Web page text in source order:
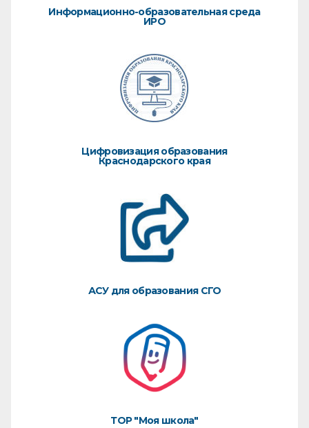
Информационно-образовательная среда
ИРО
Цифровизация образования
Краснодарского края
АСУ для образования СГО
ТОР "Моя школа"